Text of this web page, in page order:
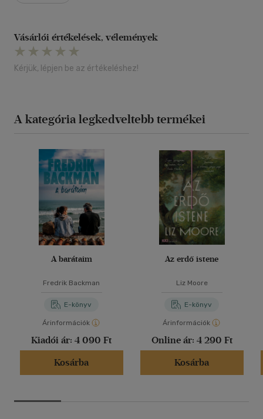
Vásárlói értékelések, vélemények
Kérjük, lépjen be az értékeléshez!
A kategória legkedveltebb termékei
A barátaim
Fredrik Backman
E-könyv
Árinformációk
Kiadói ár: 4 090 Ft
Kosárba
Az erdő istene
Liz Moore
E-könyv
Árinformációk
Online ár: 4 290 Ft
Kosárba